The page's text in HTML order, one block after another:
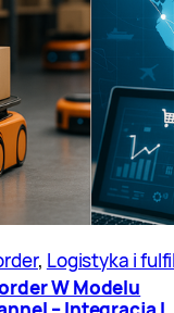
, Logistyka i
W Modelu